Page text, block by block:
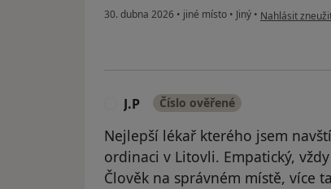
30. dubna 2026 • jiné místo • Jiný • podle názoru
Nahlásit
J.P Číslo ověřené
Nejlepší lékař kterého jsem
ordinaci v Litovli. Empatický,
Člověk na správném místě, více